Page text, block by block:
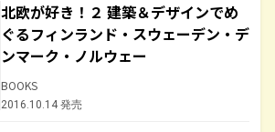
北欧が好き！２ 建築＆デザインでめ
ぐるフィンランド・スウェーデン・デ
ンマーク・ノルウェー
BOOKS
2016.10.14 発売